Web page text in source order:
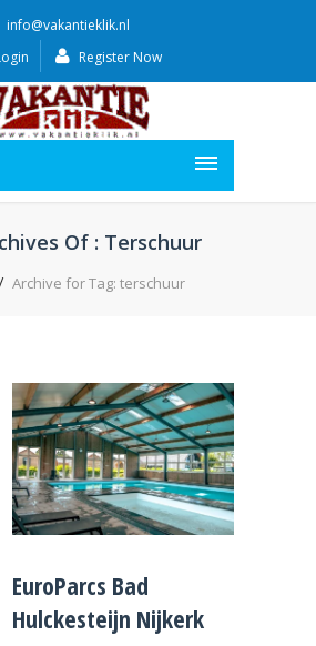
info@vakantieklik.nl
Register Now
Of : Terschuur
Archive for Tag: terschuur
EuroParcs Bad
Hulckesteijn Nijkerk